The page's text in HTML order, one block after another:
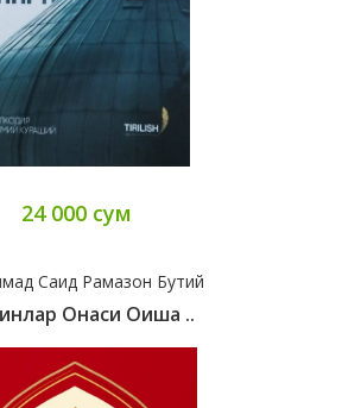
24 000 сум
Саид Рамазон Бутий
Онаси Оиша ..